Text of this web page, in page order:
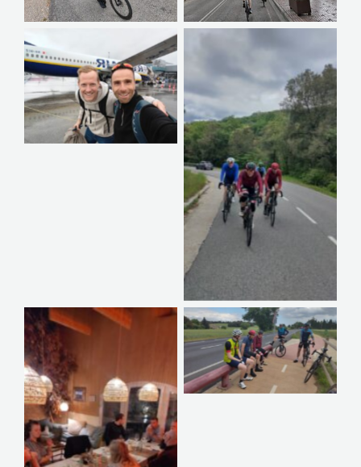
Geen bijschrift
Geen bijschrift
Geen bijschrift
Geen bijschrift